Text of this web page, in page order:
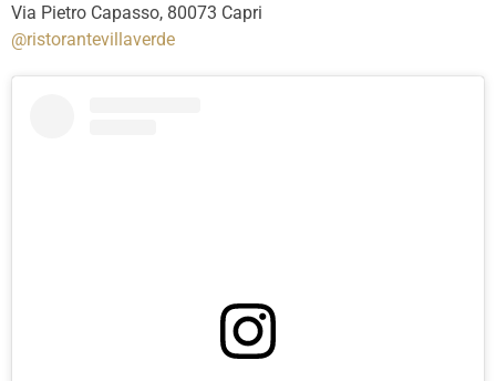
Via Pietro Capasso, 80073 Capri
@ristorantevillaverde